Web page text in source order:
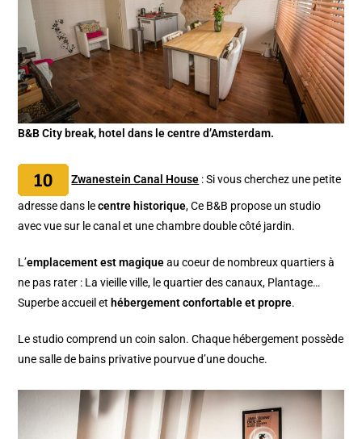
B&B City break, hotel dans le centre d’Amsterdam.
Zwanestein Canal House : Si vous cherchez une petite
adresse dans lecentre historique, Ce B&B propose un studio
avec vue sur le canal et une chambre double côté jardin.
L’emplacement est magiqueau coeur de nombreux quartiers à
ne pas rater : La vieille ville, le quartier des canaux, Plantage…
Superbe accueil et hébergement confortable et propre.
Le studio comprend un coin salon. Chaque hébergement possède
une salle de bains privative pourvue d’une douche.